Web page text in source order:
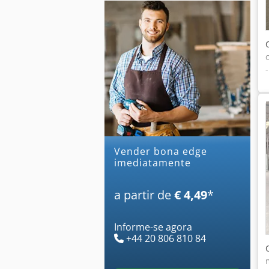
Vender bona edge
imediatamente
a partir de€ 4,49*
Informe-se agora
+44 20 806 810 84